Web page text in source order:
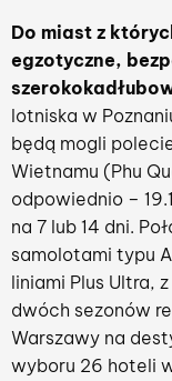
Do miast z
egzotyczne,
lotniska w
będą mogli
Wietnamu (Phu
odpowiednio –
na 7 lub 14 dni.
samolotami typu
liniami Plus Ultra,
dwóch sezonów
Warszawy na
wyboru 26 hoteli